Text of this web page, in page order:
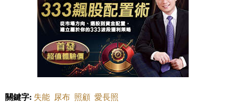
關鍵字: 失能 尿布 照顧 愛長照